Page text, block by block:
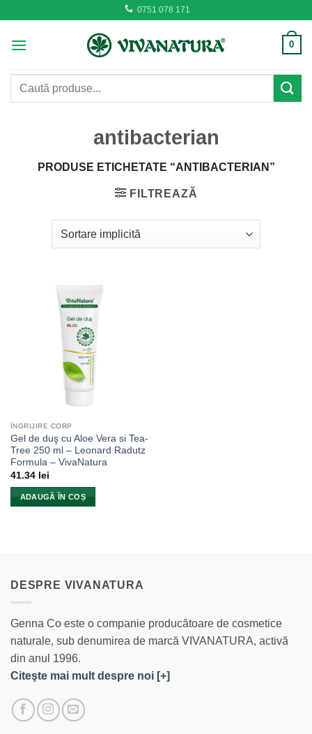
content
0751 078 171
0
Caută
antibacterian
PRODUSE ETICHETATE “ANTIBACTERIAN”
FILTREAZĂ
ÎNGRIJIRE CORP
Gel de duş cu Aloe Vera si Tea-
Tree 250 ml – Leonard Radutz
Formula – VivaNatura
41.34 lei
ADAUGĂ ÎN COȘ
DESPRE VIVANATURA
Genna Co este o companie producătoare de cosmetice
naturale, sub denumirea de marcă VIVANATURA, activă
din anul 1996.
Citeşte mai mult despre noi [+]